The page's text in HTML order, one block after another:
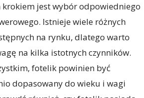
krokiem jest wybór odpowiedniego
Istnieje wiele różnych
na rynku, dlatego warto
na kilka istotnych czynników.
fotelik powinien być
dopasowany do wieku i wagi